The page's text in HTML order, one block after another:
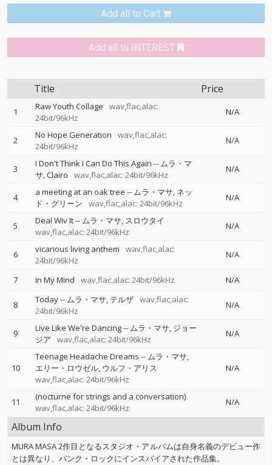
Add all to Cart
Add all to INTEREST
Title Price
1 Raw Youth Collage
wav,flac,alac:
24bit/96kHz
N/A
2 No Hope Generation
wav,flac,alac:
24bit/96kHz
N/A
3 I Don't Think I Can Do This Again -- ムラ・マ
サ Clairo wav,flac,alac: 24bit/96kHz
N/A
4 a meeting at an oak tree -- ムラ・マサ ネッ
ド・グリーン
wav,flac,alac: 24bit/96kHz
N/A
5 Deal Wiv It-- ムラ・マサ スロウタイ
wav,flac,alac: 24bit/96kHz
N/A
6 vicarious living anthem
wav,flac,alac:
24bit/96kHz
N/A
7 In My Mind wav,flac,alac: 24bit/96kHz N/A
8 Today-- ムラ・マサ テルザ wav,flac,alac:
24bit/96kHz
N/A
9 Live Like We're Dancing-- ムラ・マサ ジョー
ジア
wav,flac,alac: 24bit/96kHz
N/A
10
Teenage Headache Dreams -- ムラ・マサ
エリー・ロウゼル ウルフ・アリス
wav,flac,alac: 24bit/96kHz
N/A
11
(nocturne for strings and a conversation)
wav,flac,alac: 24bit/96kHz
N/A
Album Info
MURA MASA 2作目となるスタジオ・アルバムは自身名義のデビュー作
とは異なり、パンク・ロックにインスパイアされた作品集。